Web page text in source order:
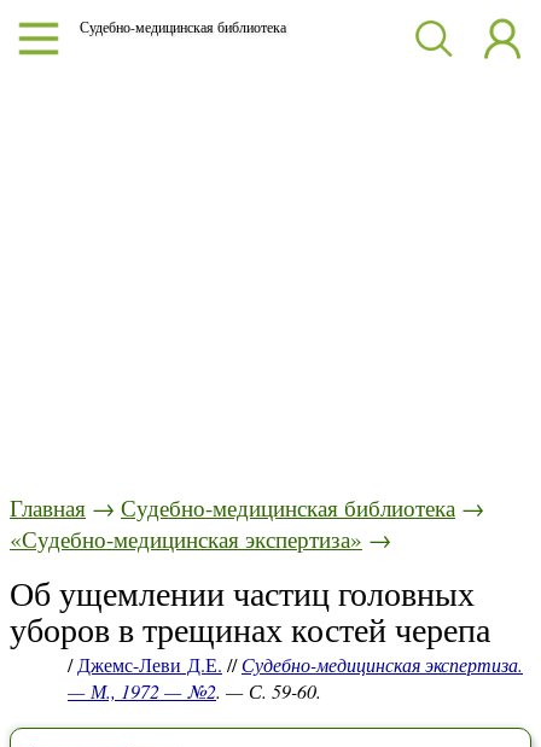
Судебно-медицинская библиотека
Главная → Судебно-медицинская библиотека →
«Судебно-медицинская экспертиза» →
Об ущемлении частиц головных
уборов в трещинах костей черепа
/Джемс-Леви Д.Е. //Судебно-медицинская экспертиза.
— М., 1972 — №2. — С. 59-60.